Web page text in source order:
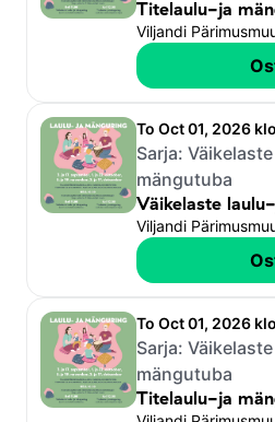
Titelaulu-ja
Viljandi
To Oct 01, 2026
Sarja:
mängutuba
Väikelaste
Viljandi
To Oct 01, 2026
Sarja:
mängutuba
Titelaulu-ja